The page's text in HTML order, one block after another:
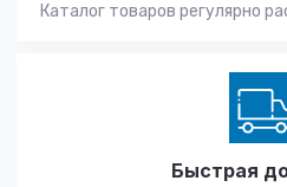
Каталог товаров регулярно
Быстрая